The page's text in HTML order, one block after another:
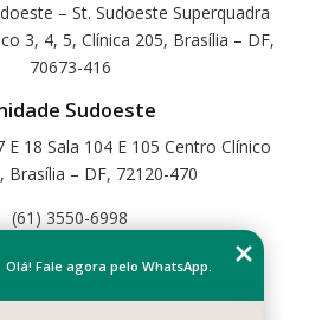
– St. Sudoeste Superquadra
3, 4, 5, Clínica 205, Brasília – DF,
70673-416
Sudoeste
18 Sala 104 E 105 Centro Clínico
Brasília – DF, 72120-470
(61) 3550-6998
Home
Olá! Fale agora pelo WhatsApp.